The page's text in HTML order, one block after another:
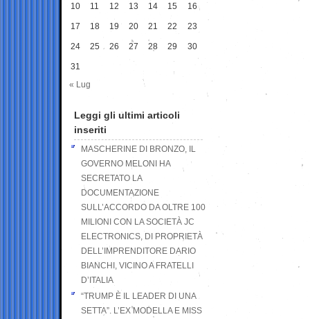
10 11 12 13 14 15 16
17 18 19 20 21 22 23
24 25 26 27 28 29 30
31
« Lug
Leggi gli ultimi articoli
inseriti
MASCHERINE DI BRONZO, IL
GOVERNO MELONI HA
SECRETATO LA
DOCUMENTAZIONE
SULL’ACCORDO DA OLTRE 100
MILIONI CON LA SOCIETÀ JC
ELECTRONICS, DI PROPRIETÀ
DELL’IMPRENDITORE DARIO
BIANCHI, VICINO A FRATELLI
D’ITALIA
“TRUMP È IL LEADER DI UNA
SETTA”. L’EX MODELLA E MISS